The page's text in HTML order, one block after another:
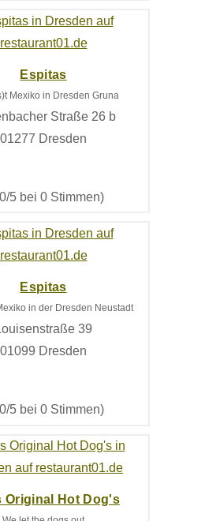
Espitas
Mexiko in Dresden Gruna
Straße 26 b
01277 Dresden
5 bei 0 Stimmen)
Espitas
in der Dresden Neustadt
39
01099 Dresden
5 bei 0 Stimmen)
Original Hot Dog's